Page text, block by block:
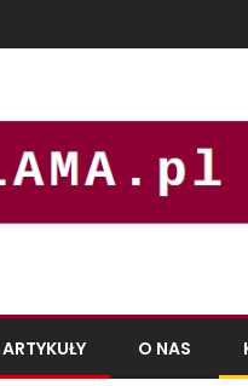
ARTYKUŁY O NAS